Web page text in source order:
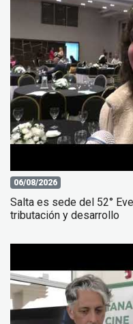
06/08/2026
Salta es sede del 52°
tributación y desarrollo